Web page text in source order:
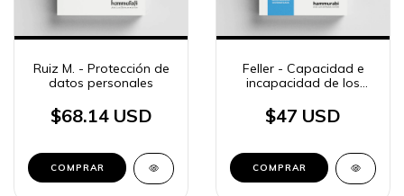
Ruiz M. - Protección de
datos personales
$68.14 USD
COMPRAR
Feller - Capacidad e
incapacidad de los
adolescentes
$47 USD
COMPRAR